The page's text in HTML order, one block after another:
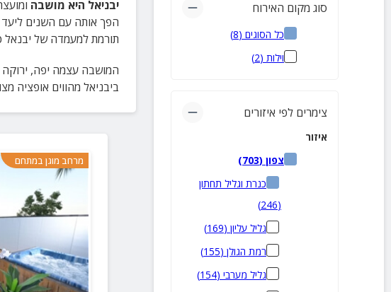
סוג מקום האירוח
כל הסוגים (
8
)
וילות (
2
)
צימרים לפי איזורים
איזור
צפון (
703
)
כנרת וגליל תחתון
(
246
)
גליל עליון (
169
)
רמת הגולן (
155
)
גליל מערבי (
154
)
יבניאל היא מושבה
תורמת למעמדה של יבנאל
המושבה עצמה יפה, ירוקה
ביבניאל מהווים אופציה
מרחב מוגן במתחם